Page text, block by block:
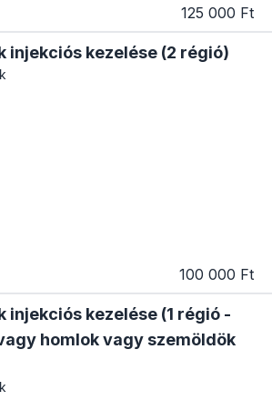
125 000 Ft
injekciós kezelése (2 régió)
100 000 Ft
injekciós kezelése (1 régió -
homlok vagy szemöldök